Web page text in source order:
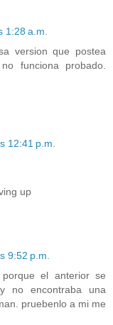
1:28 a.m.
version que postea
funciona probado.
12:41 p.m.
up
9:52 p.m.
el anterior se
no encontraba una
pruebenlo a mi me